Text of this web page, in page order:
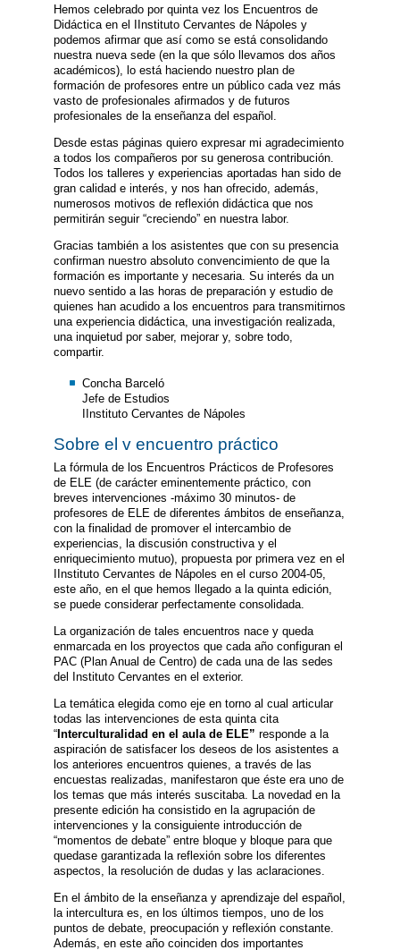
Hemos celebrado por quinta vez los Encuentros de
Didáctica en el IInstituto Cervantes de Nápoles y
podemos afirmar que así como se está consolidando
nuestra nueva sede (en la que sólo llevamos dos años
académicos), lo está haciendo nuestro plan de
formación de profesores entre un público cada vez más
vasto de profesionales afirmados y de futuros
profesionales de la enseñanza del español.
Desde estas páginas quiero expresar mi agradecimiento
a todos los compañeros por su generosa contribución.
Todos los talleres y experiencias aportadas han sido de
gran calidad e interés, y nos han ofrecido, además,
numerosos motivos de reflexión didáctica que nos
permitirán seguir “creciendo” en nuestra labor.
Gracias también a los asistentes que con su presencia
confirman nuestro absoluto convencimiento de que la
formación es importante y necesaria. Su interés da un
nuevo sentido a las horas de preparación y estudio de
quienes han acudido a los encuentros para transmitirnos
una experiencia didáctica, una investigación realizada,
una inquietud por saber, mejorar y, sobre todo,
compartir.
Concha Barceló
Jefe de Estudios
IInstituto Cervantes de Nápoles
Sobre el v encuentro práctico
La fórmula de los Encuentros Prácticos de Profesores
de ELE (de carácter eminentemente práctico, con
breves intervenciones -máximo 30 minutos- de
profesores de ELE de diferentes ámbitos de enseñanza,
con la finalidad de promover el intercambio de
experiencias, la discusión constructiva y el
enriquecimiento mutuo), propuesta por primera vez en el
IInstituto Cervantes de Nápoles en el curso 2004-05,
este año, en el que hemos llegado a la quinta edición,
se puede considerar perfectamente consolidada.
La organización de tales encuentros nace y queda
enmarcada en los proyectos que cada año configuran el
PAC (Plan Anual de Centro) de cada una de las sedes
del Instituto Cervantes en el exterior.
La temática elegida como eje en torno al cual articular
todas las intervenciones de esta quinta cita
“ Interculturalidad en el aula de ELE” responde a la
aspiración de satisfacer los deseos de los asistentes a
los anteriores encuentros quienes, a través de las
encuestas realizadas, manifestaron que éste era uno de
los temas que más interés suscitaba. La novedad en la
presente edición ha consistido en la agrupación de
intervenciones y la consiguiente introducción de
“momentos de debate” entre bloque y bloque para que
quedase garantizada la reflexión sobre los diferentes
aspectos, la resolución de dudas y las aclaraciones.
En el ámbito de la enseñanza y aprendizaje del español,
la intercultura es, en los últimos tiempos, uno de los
puntos de debate, preocupación y reflexión constante.
Además, en este año coinciden dos importantes